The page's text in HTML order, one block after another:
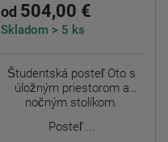
od 504,00 €
Skladom > 5 ks
Študentská posteľ Oto s
úložným priestorom a
nočným stolíkom.
Posteľ ...